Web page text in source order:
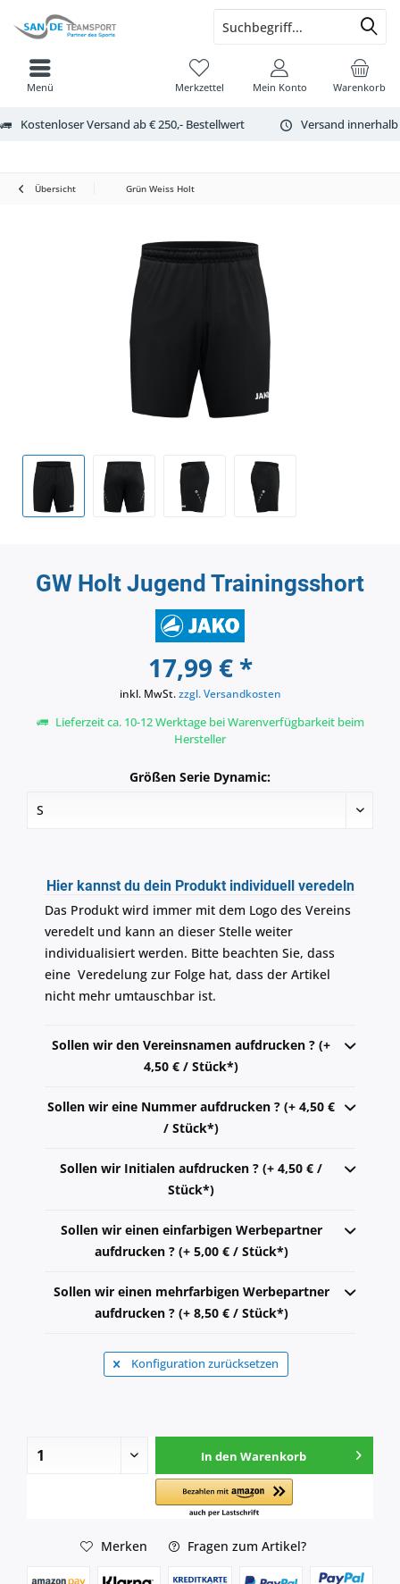
Kostenloser Versand ab € 250,- Bestellwert Versand
Warenkorb
Merkzettel Mein Konto
Menü
Übersicht Grün Weiss Holt
GW Holt Jugend Trainingsshort
17,99 € *
inkl. MwSt.zzgl. Versandkosten
Lieferzeit ca. 10-12 Werktage bei Warenverfügbarkeit beim
Hersteller
Größen Serie Dynamic:
Hier kannst du dein Produkt individuell veredeln
Das Produkt wird immer mit dem Logo des Vereins
veredelt und kann an dieser Stelle weiter
individualisiert werden. Bitte beachten Sie, dass
eine Veredelung zur Folge hat, dass der Artikel
nicht mehr umtauschbar ist.
Sollen wir den Vereinsnamen aufdrucken ? (+
4,50 € / Stück*)
Sollen wir eine Nummer aufdrucken ? (+ 4,50 €
/ Stück*)
Sollen wir Initialen aufdrucken ? (+ 4,50 € /
Stück*)
Sollen wir einen einfarbigen Werbepartner
aufdrucken ? (+ 5,00 € / Stück*)
Sollen wir einen mehrfarbigen Werbepartner
aufdrucken ? (+ 8,50 € / Stück*)
Konfiguration zurücksetzen
In den Warenkorb
Merken Fragen zum Artikel?